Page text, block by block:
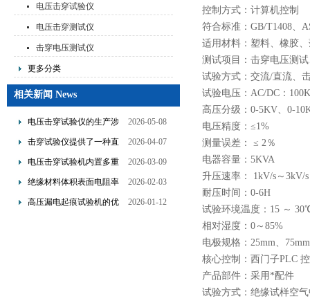
电压击穿试验仪
电压击穿测试仪
击穿电压测试仪
更多分类
相关新闻 News
电压击穿试验仪的生产涉
及了多个技术领域的整合
2026-05-08
击穿试验仪提供了一种直
观且量化的评估手段
2026-04-07
电压击穿试验机内置多重
保护机制可避免操作风险
2026-03-09
绝缘材料体积表面电阻率
测试仪是基于欧姆定律设
2026-02-03
高压漏电起痕试验机的优
2026-01-12
控制方式：计算机控制
符合标准：GB/T1408、
适用材料： 塑料、 橡胶、
测试项目：击穿电压测
试验方式：交流/直流、
试验电压：AC/DC：
高压分级：0-5KV、0-
电压精度： ≤1%
测量误差：
≤ 2％
电器容量：5KVA
升压速率：
1kV/s～ 3kV/s
耐压时间：0-6H
试验环境温度 ： 15 ～
相对湿度 ： 0～85%
电极规格：25mm、
核心控制：西门子PLC
产品部件：采用*配件
试验方式：绝缘试样空